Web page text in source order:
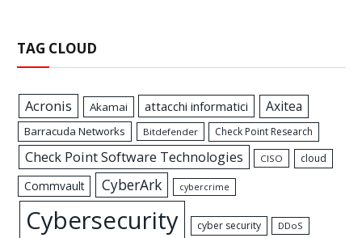
TAG CLOUD
Acronis Akamai attacchi informatici Axitea
Barracuda Networks Bitdefender Check Point Research
Check Point Software Technologies CISO cloud
Commvault CyberArk cybercrime
Cybersecurity cyber security DDoS